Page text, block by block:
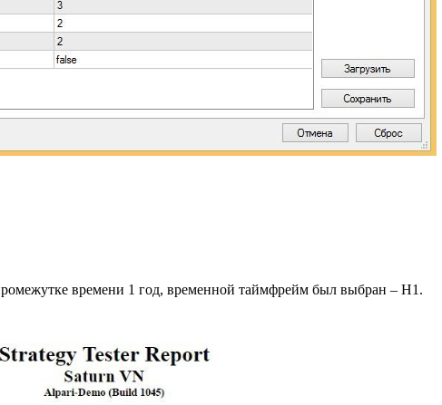
времени 1 год, временной таймфрейм был выбран – H1.